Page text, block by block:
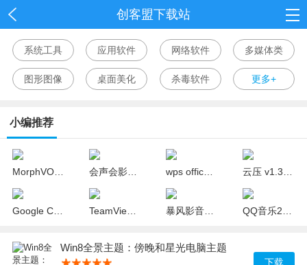
创客盟下载站
首页
网游
系统工具 应用软件 网络软件 多媒体类
图形图像 桌面美化 杀毒软件 更多+
小编推荐
MorphVOX Pro中文版(变声器) v4.4.65 完美版 会声会影x10 32位/64位中文版(视频制作软件) wps office 2018官方下载 v10.1.0.7311 个人版
Google Chrome(谷歌浏览器) v67.0.3396.18 中文绿色版 TeamViewer v12.0.88438 精简绿色版 暴风影音mac官方免费下载 v1.1.4 最新版
Win8全景主题：傍晚和星光电脑主题
下载